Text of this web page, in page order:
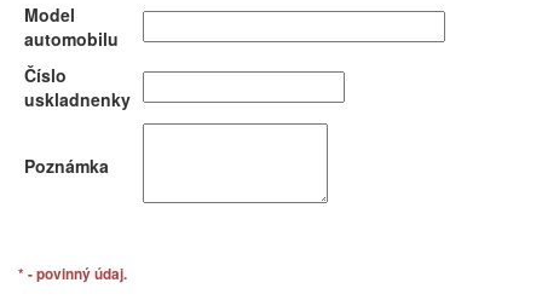
Model
automobilu
Číslo
uskladnenky
Poznámka
* - povinný údaj.